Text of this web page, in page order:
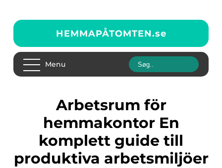
HEMMAPÅTOMTEN.se
Menu
Arbetsrum för
hemmakontor En
komplett guide till
produktiva arbetsmiljöer